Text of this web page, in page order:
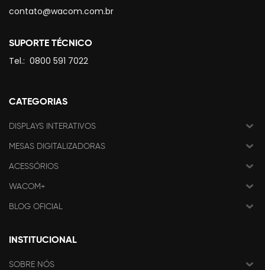
contato@wacom.com.br
SUPORTE TÉCNICO
Tel.: 0800 591 7022
CATEGORIAS
DISPLAYS INTERATIVOS
MESAS DIGITALIZADORAS
ACESSÓRIOS
WACOM+
BLOG OFICIAL
INSTITUCIONAL
SOBRE NÓS